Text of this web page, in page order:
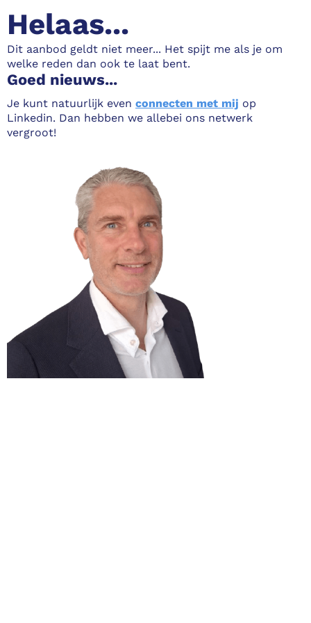
Helaas...
Dit aanbod geldt niet meer... Het spijt me als je om
welke reden dan ook te laat bent.
Goed nieuws...
Je kunt natuurlijk even connecten met mij op
Linkedin. Dan hebben we allebei ons netwerk
vergroot!